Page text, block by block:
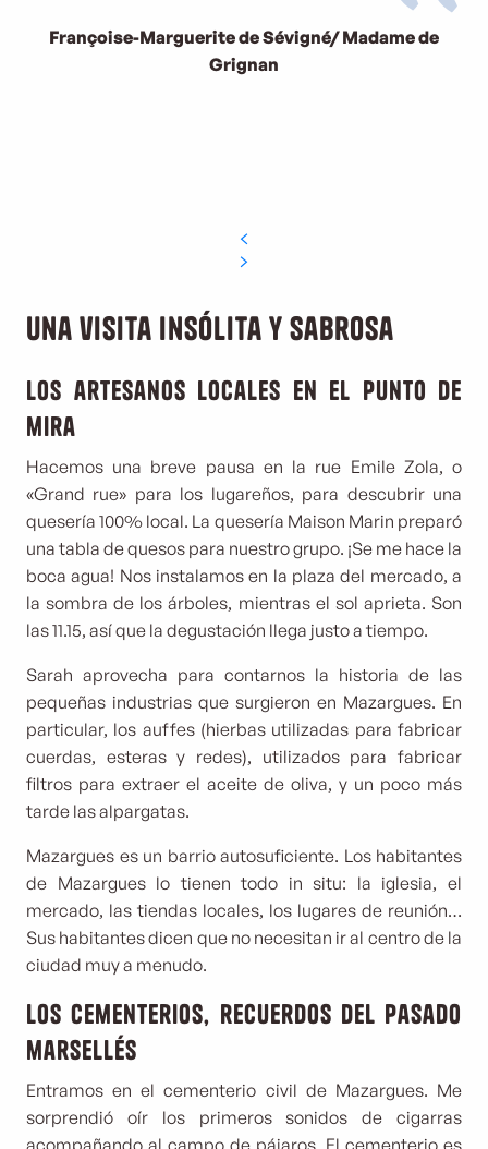
Françoise-Marguerite de Sévigné/ Madame de
Grignan
Una visita insólita y sabrosa
Los artesanos locales en el punto de
mira
Hacemos una breve pausa en la rue Emile Zola, o
«Grand rue» para los lugareños, para descubrir una
quesería 100% local. La quesería Maison Marin preparó
una tabla de quesos para nuestro grupo. ¡Se me hace la
boca agua! Nos instalamos en la plaza del mercado, a
la sombra de los árboles, mientras el sol aprieta. Son
las 11.15, así que la degustación llega justo a tiempo.
Sarah aprovecha para contarnos la historia de las
pequeñas industrias que surgieron en Mazargues. En
particular, los auffes (hierbas utilizadas para fabricar
cuerdas, esteras y redes), utilizados para fabricar
filtros para extraer el aceite de oliva, y un poco más
tarde las alpargatas.
Mazargues es un barrio autosuficiente. Los habitantes
de Mazargues lo tienen todo in situ: la iglesia, el
mercado, las tiendas locales, los lugares de reunión…
Sus habitantes dicen que no necesitan ir al centro de la
ciudad muy a menudo.
Los cementerios, recuerdos del pasado
marsellés
Entramos en el cementerio civil de Mazargues. Me
sorprendió oír los primeros sonidos de cigarras
acompañando al campo de pájaros. El cementerio es